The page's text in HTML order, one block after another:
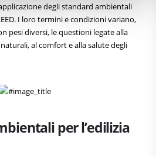
degli standard ambientali
I loro termini e condizioni variano,
pesi diversi, le questioni legate alla
al comfort e alla salute degli
per l’edilizia